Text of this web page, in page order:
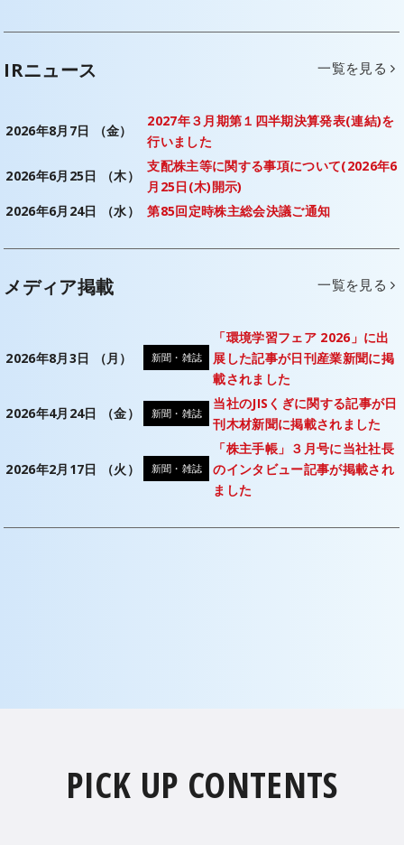
IRニュース 一覧を見る
2026年8月7日 （金）
2027年３月期第１四半期決算発表(連結)を
行いました
2026年6月25日 （木）
支配株主等に関する事項について(2026年6
月25日(木)開示)
2026年6月24日 （水）
第85回定時株主総会決議ご通知
メディア掲載 一覧を見る
2026年8月3日 （月） 新聞・雑誌
「環境学習フェア 2026」に出
展した記事が日刊産業新聞に掲
載されました
2026年4月24日 （金）
新聞・雑誌
当社のJISくぎに関する記事が日
刊木材新聞に掲載されました
2026年2月17日 （火） 新聞・雑誌
「株主手帳」３月号に当社社長
のインタビュー記事が掲載され
ました
PICK UP CONTENTS